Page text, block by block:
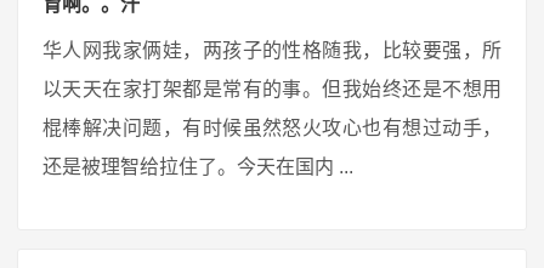
育啊。。汗
华人网我家俩娃，两孩子的性格随我，比较要强，所
以天天在家打架都是常有的事。但我始终还是不想用
棍棒解决问题，有时候虽然怒火攻心也有想过动手，
还是被理智给拉住了。今天在国内 ...